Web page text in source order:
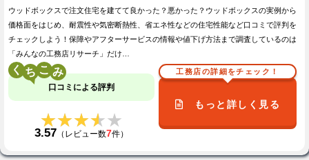
ウッドボックスで注文住宅を建てて良かった？悪かった？ウッドボックスの実例から
価格面をはじめ、耐震性や気密断熱性、省エネ性などの住宅性能など口コミで評判を
チェックしよう！保障やアフターサービスの情報や値下げ方法まで調査しているのは
「みんなの工務店リサーチ」だけ…
く こ
口コミによる評判
★★★★★
★★★★★
3.57 （レビュー数7件）
工務店の詳細をチェック！
もっと詳しく見る